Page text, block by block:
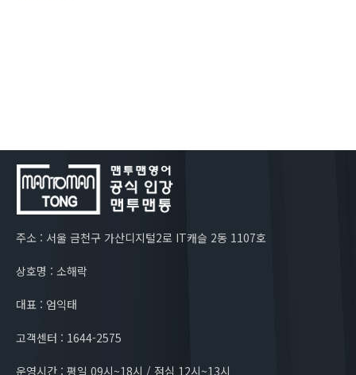
주소 : 서울 금천구 가산디지털2로 IT캐슬 2동 1107호
상호명 : 소해락
대표 : 엄익태
고객센터 : 1644-2575
운영시간 : 평일 09시~18시 / 점심 12시~13시